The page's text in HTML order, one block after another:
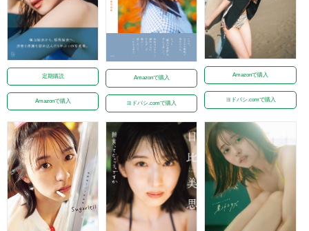
定期購読
Amazonで購入
Amazonで購入
ヨドバシ.comで購入
Amazonで購入
ヨドバシ.comで購入